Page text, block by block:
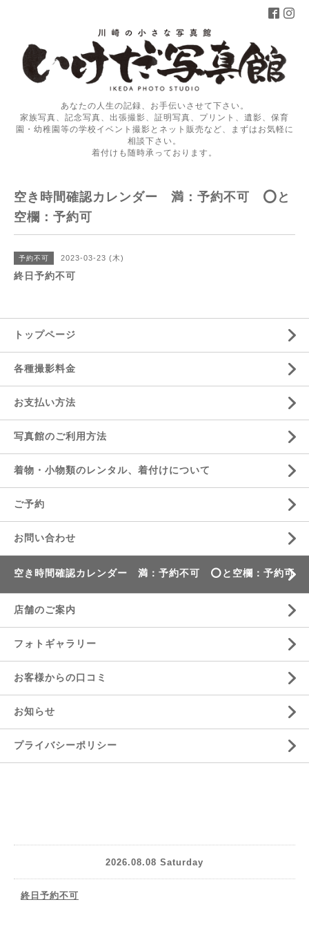
あなたの人生の記録、お手伝いさせて下さい。
家族写真、記念写真、出張撮影、証明写真、プリント、遺影、保育
園・幼稚園等の学校イベント撮影とネット販売など、まずはお気軽に
相談下さい。
着付けも随時承っております。
空き時間確認カレンダー 満：予約不可 ⭕️と
空欄：予約可
予約不可 2023-03-23 (木)
終日予約不可
トップページ
各種撮影料金
お支払い方法
写真館のご利用方法
着物・小物類のレンタル、着付けについて
ご予約
お問い合わせ
空き時間確認カレンダー 満：予約不可 ⭕️と空欄：予約可
店舗のご案内
フォトギャラリー
お客様からの口コミ
お知らせ
プライバシーポリシー
2026.08.08 Saturday
終日予約不可